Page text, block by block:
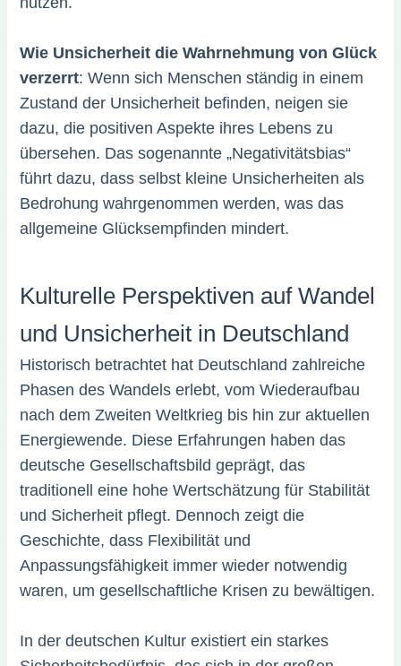
Wie Unsicherheit die Wahrnehmung von Glück
verzerrt: Wenn sich Menschen ständig in einem
Zustand der Unsicherheit befinden, neigen sie
dazu, die positiven Aspekte ihres Lebens zu
übersehen. Das sogenannte „Negativitätsbias“
führt dazu, dass selbst kleine Unsicherheiten als
Bedrohung wahrgenommen werden, was das
allgemeine Glücksempfinden mindert.
Kulturelle Perspektiven auf Wandel
und Unsicherheit in Deutschland
Historisch betrachtet hat Deutschland zahlreiche
Phasen des Wandels erlebt, vom Wiederaufbau
nach dem Zweiten Weltkrieg bis hin zur aktuellen
Energiewende. Diese Erfahrungen haben das
deutsche Gesellschaftsbild geprägt, das
traditionell eine hohe Wertschätzung für Stabilität
und Sicherheit pflegt. Dennoch zeigt die
Geschichte, dass Flexibilität und
Anpassungsfähigkeit immer wieder notwendig
waren, um gesellschaftliche Krisen zu bewältigen.
In der deutschen Kultur existiert ein starkes